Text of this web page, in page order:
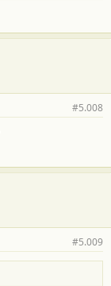
#5.008
#5.009